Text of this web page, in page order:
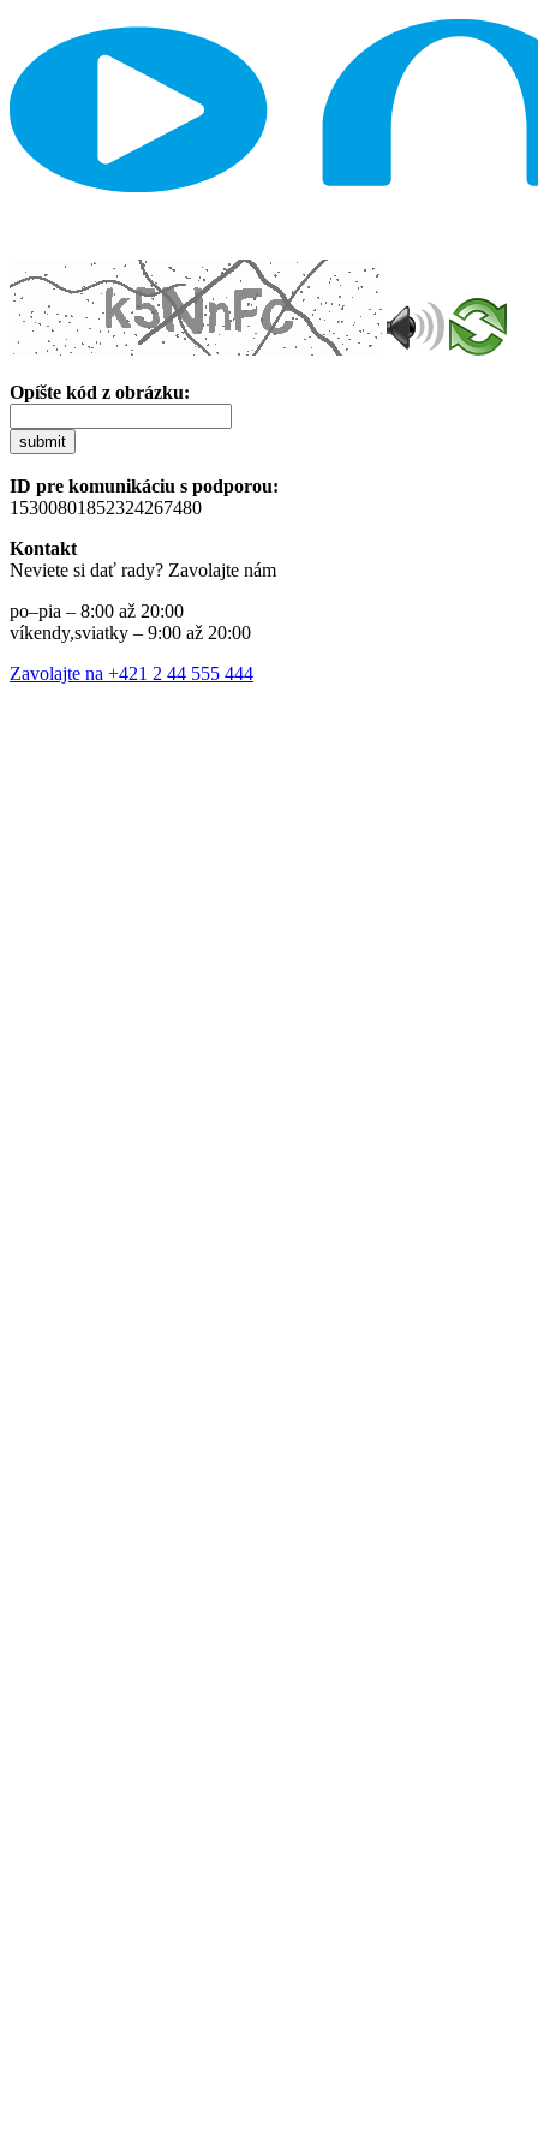
Opíšte kód z obrázku:
submit
ID pre komunikáciu s podporou:
15300801852324267480
Kontakt
Neviete si dať rady? Zavolajte nám
po–pia – 8:00 až 20:00
víkendy,sviatky – 9:00 až 20:00
Zavolajte na +421 2 44 555 444